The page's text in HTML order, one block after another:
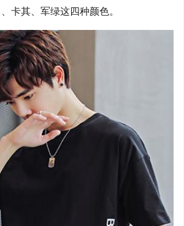
卡其、军绿这四种颜色。